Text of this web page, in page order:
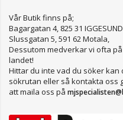
Vår Butik finns på;
Bagargatan 4, 825 31
Slussgatan 5, 591 62 Motala,
Dessutom medverkar vi ofta
landet!
Hittar du inte vad du söker kan
sökrutan eller så kontakta oss
att maila oss på